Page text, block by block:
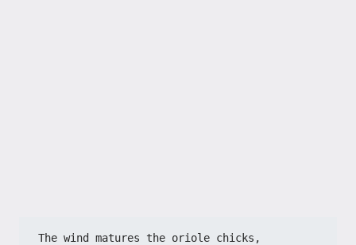
The wind matures the oriole chicks,